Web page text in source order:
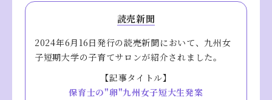
読売新聞
2024年6月16日発行の読売新聞において、九州女
子短期大学の子育てサロンが紹介されました。
【記事タイトル】
保育士の"卵"九州女子短大生発案